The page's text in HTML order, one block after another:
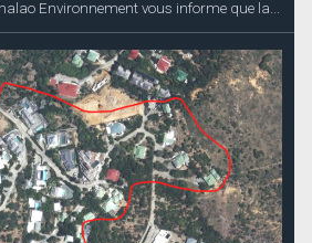
Environnement vous informe que la...